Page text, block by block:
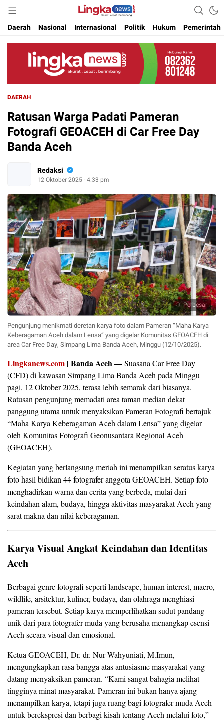
Lingkanews
Akurat. Cepat & Berimbang
Daerah
Nasional Internasional Politik Hukum Pemerintah
DAERAH
Ratusan Warga Padati Pameran
Fotografi GEOACEH di Car Free Day
Banda Aceh
Redaksi
12 Oktober 2025 - 4:33 pm
Perbesar
Pengunjung menikmati deretan karya foto dalam Pameran “Maha Karya
Keberagaman Aceh dalam Lensa” yang digelar Komunitas GEOACEH di
area Car Free Day, Simpang Lima Banda Aceh, Minggu (12/10/2025).
Lingkanews.com | Banda Aceh —Suasana Car Free Day
(CFD) di kawasan Simpang Lima Banda Aceh pada Minggu
pagi, 12 Oktober 2025, terasa lebih semarak dari biasanya.
Ratusan pengunjung memadati area taman median dekat
panggung utama untuk menyaksikan Pameran Fotografi bertajuk
“Maha Karya Keberagaman Aceh dalam Lensa” yang digelar
oleh Komunitas Fotografi Geonusantara Regional Aceh
(GEOACEH).
Kegiatan yang berlangsung meriah ini menampilkan seratus karya
foto hasil bidikan 44 fotografer anggota GEOACEH. Setiap foto
menghadirkan warna dan cerita yang berbeda, mulai dari
keindahan alam, budaya, hingga aktivitas masyarakat Aceh yang
sarat makna dan nilai keberagaman.
Karya Visual Angkat Keindahan dan Identitas
Aceh
Berbagai genre fotografi seperti landscape, human interest, macro,
wildlife, arsitektur, kuliner, budaya, dan olahraga menghiasi
pameran tersebut. Setiap karya memperlihatkan sudut pandang
unik dari para fotografer muda yang berusaha menangkap esensi
Aceh secara visual dan emosional.
Ketua GEOACEH, Dr. dr. Nur Wahyuniati, M.Imun,
mengungkapkan rasa bangga atas antusiasme masyarakat yang
datang menyaksikan pameran. “Kami sangat bahagia melihat
tingginya minat masyarakat. Pameran ini bukan hanya ajang
menampilkan karya, tetapi juga ruang bagi fotografer muda Aceh
untuk berekspresi dan berbagi kisah tentang Aceh melalui foto,”